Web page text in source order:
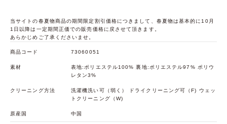
当サイトの春夏物商品の期間限定割引価格につきまして、春夏物は基本的に10月
1日以降は一定期間正価での販売価格に戻させて頂きます。
あらかじめご了承くださいませ。
商品コード 73060051
素材
表地:ポリエステル100% 裏地:ポリエステル97% ポリウ
レタン3%
クリーニング方法
洗濯機洗い可（弱く） ドライクリーニング可（F) ウェッ
トクリーニング（W)
原産国 中国